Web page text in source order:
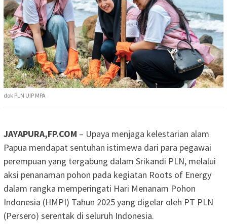
dok PLN UIP MPA
JAYAPURA,FP.COM – Upaya menjaga kelestarian alam
Papua mendapat sentuhan istimewa dari para pegawai
perempuan yang tergabung dalam Srikandi PLN, melalui
aksi penanaman pohon pada kegiatan Roots of Energy
dalam rangka memperingati Hari Menanam Pohon
Indonesia (HMPI) Tahun 2025 yang digelar oleh PT PLN
(Persero) serentak di seluruh Indonesia.